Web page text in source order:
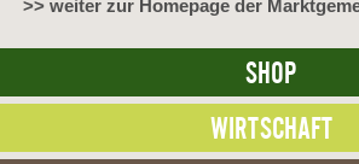
>> weiter zur Homepage der
SHOP
WIRTSCHAFT